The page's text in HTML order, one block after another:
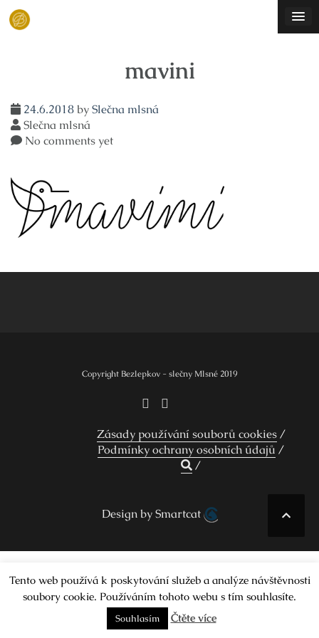
Skip
mavini
24.6.2018bySlečna mlsná
Slečna mlsná
No comments yet
Copyright Bezlepkov - slečny Mlsné 2019
Zásady používání souborů cookies
Podmínky ochrany osobních údajů
Design by Smartcat
Tento web používá k poskytování služeb a analýze návštěvnosti
soubory cookie. Používáním tohoto webu s tím souhlasíte.
Souhlasím Čtěte více